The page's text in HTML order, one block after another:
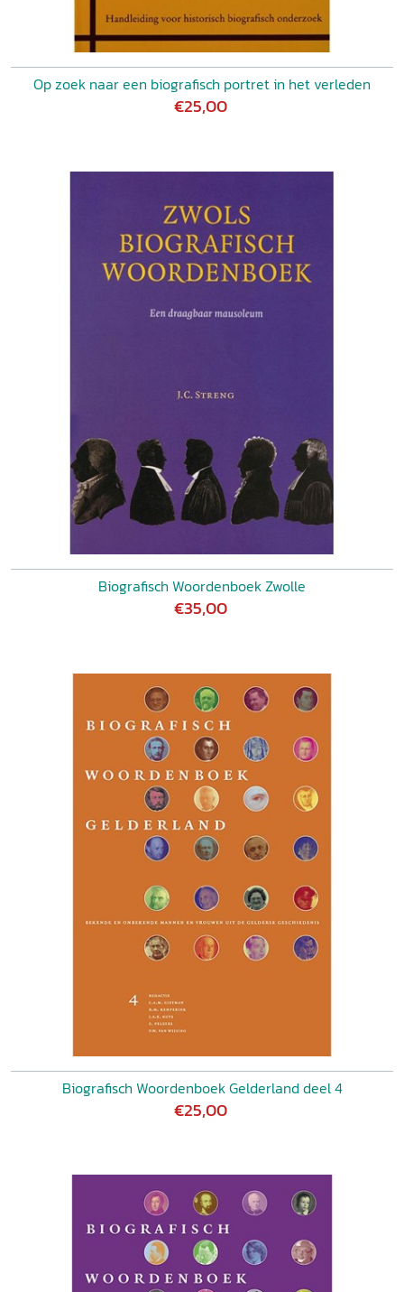
Op zoek naar een biografisch portret in het verleden
€25,00
Biografisch Woordenboek Zwolle
€35,00
Biografisch Woordenboek Gelderland deel 4
€25,00